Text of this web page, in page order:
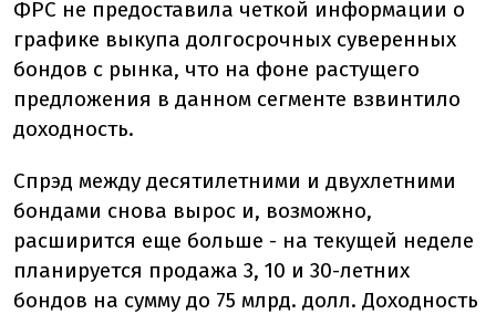
ФРС не предоставила четкой информации о
графике выкупа долгосрочных суверенных
бондов с рынка, что на фоне растущего
предложения в данном сегменте взвинтило
доходность.
Спрэд между десятилетними и двухлетними
бондами снова вырос и, возможно,
расширится еще больше - на текущей неделе
планируется продажа 3, 10 и 30-летних
бондов на сумму до 75 млрд. долл. Доходность